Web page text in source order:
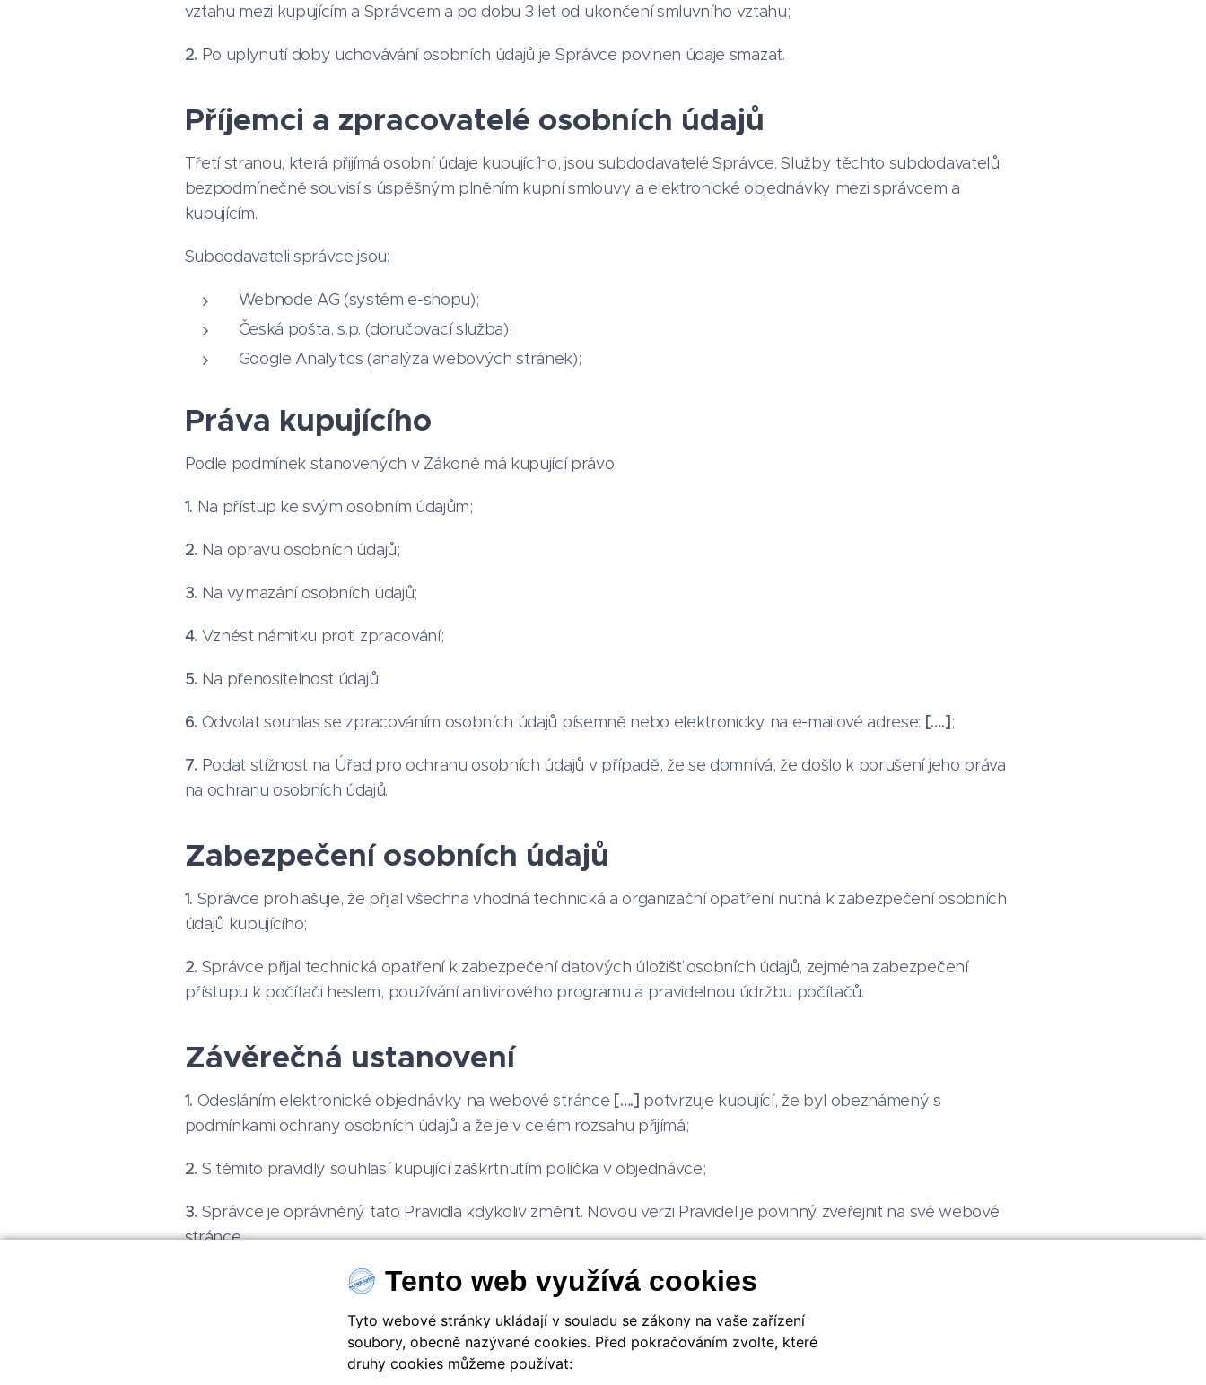
vztahu mezi kupujícím a Správcem a po dobu 3 let od ukončení smluvního vztahu;
2. Po uplynutí doby uchovávání osobních údajů je Správce povinen údaje smazat.
Příjemci a zpracovatelé osobních údajů
Třetí stranou, která přijímá osobní údaje kupujícího, jsou subdodavatelé Správce. Služby těchto subdodavatelů
bezpodmínečně souvisí s úspěšným plněním kupní smlouvy a elektronické objednávky mezi správcem a
kupujícím.
Subdodavateli správce jsou:
Webnode AG (systém e-shopu);
Česká pošta, s.p. (doručovací služba);
Google Analytics (analýza webových stránek);
Práva kupujícího
Podle podmínek stanovených v Zákoně má kupující právo:
1. Na přístup ke svým osobním údajům;
2. Na opravu osobních údajů;
3. Na vymazání osobních údajů;
4. Vznést námitku proti zpracování;
5. Na přenositelnost údajů;
6. Odvolat souhlas se zpracováním osobních údajů písemně nebo elektronicky na e-mailové adrese: [….] ;
7. Podat stížnost na Úřad pro ochranu osobních údajů v případě, že se domnívá, že došlo k porušení jeho práva
na ochranu osobních údajů.
Zabezpečení osobních údajů
1. Správce prohlašuje, že přijal všechna vhodná technická a organizační opatření nutná k zabezpečení osobních
údajů kupujícího;
2. Správce přijal technická opatření k zabezpečení datových úložišť osobních údajů, zejména zabezpečení
přístupu k počítači heslem, používání antivirového programu a pravidelnou údržbu počítačů.
Závěrečná ustanovení
1. Odesláním elektronické objednávky na webové stránce [….] potvrzuje kupující, že byl obeznámený s
podmínkami ochrany osobních údajů a že je v celém rozsahu přijímá;
2. S těmito pravidly souhlasí kupující zaškrtnutím políčka v objednávce;
3. Správce je oprávněný tato Pravidla kdykoliv změnit. Novou verzi Pravidel je povinný zveřejnit na své webové
stránce.
Tato Pravidla vstupují v platnost[Datum]
Tento web využívá cookies
Tyto webové stránky ukládají v souladu se zákony na vaše zařízení
soubory, obecně nazývané cookies. Před pokračováním zvolte, které
druhy cookies můžeme používat: